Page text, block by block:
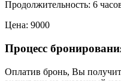
Продолжительность: 6
Цена: 9000
Процесс
Оплатив бронь, Вы